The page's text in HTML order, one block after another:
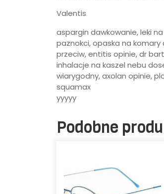
Valentis
aspargin dawkowanie, leki
paznokci, opaska na
przeciw, entitis opinie, dr
inhalacje na kaszel nebu
wiarygodny, axolan opinie,
squamax
yyyyy
Podobne